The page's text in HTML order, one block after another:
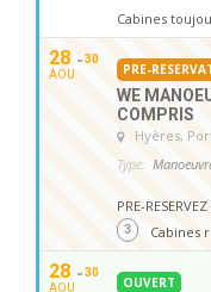
Cabines
28
AOU
30
PRE-
WE
COMPRIS
Hyères,
Type:
PRE-
3 Cabines
28
AOU
30
OUVERT